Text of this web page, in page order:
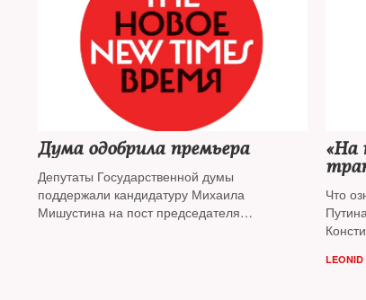
Дума одобрила премьера
Депутаты Государственной думы
поддержали кандидатуру Михаила
Мишустина на пост председателя
«На
Что
LEONID